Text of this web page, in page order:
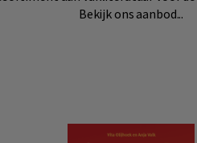
Bekijk ons aanbod...